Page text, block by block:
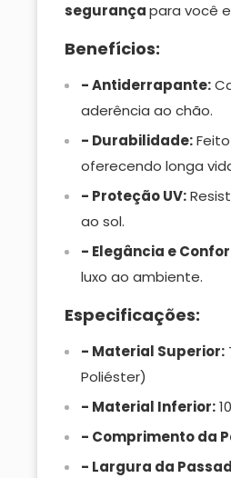
segurançapara você
Benefícios:
- Antiderrapante:
aderência ao chão.
- Durabilidade:
oferecendo longa
- Proteção UV:
ao sol.
- Elegância e
luxo ao ambiente.
Especificações:
- Material Superior:
Poliéster)
- Material Inferior:
- Comprimento da
- Largura da